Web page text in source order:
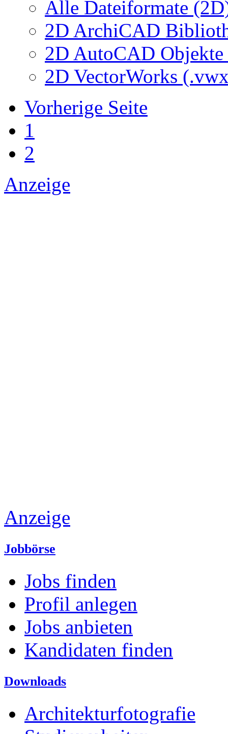
Alle Dateiformate
2D ArchiCAD
2D AutoCAD
2D VectorWorks
Vorherige Seite
1
2
Anzeige
Anzeige
Jobbörse
Jobs finden
Profil anlegen
Jobs anbieten
Kandidaten finden
Downloads
Architekturfotografie